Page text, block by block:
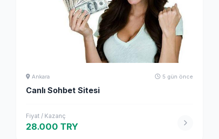
Ankara 5 gün önce
Canlı Sohbet Sitesi
Fiyat / Kazanç
28.000 TRY